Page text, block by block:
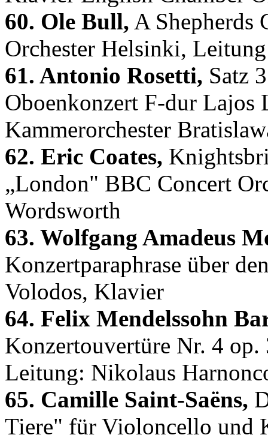
60. Ole Bull, A Shepherds
Orchester Helsinki,
61. Antonio Rosetti, Satz
Oboenkonzert F-dur Lajos
Kammerorchester
62. Eric Coates,
„London" BBC Concert
Wordsworth
63. Wolfgang Amadeus
Konzertparaphrase über
Volodos, Klavier
64. Felix Mendelssohn
Konzertouvertüre Nr. 4
Leitung: Nikolaus
65. Camille Saint-Saëns,
Tiere" für Violoncello und